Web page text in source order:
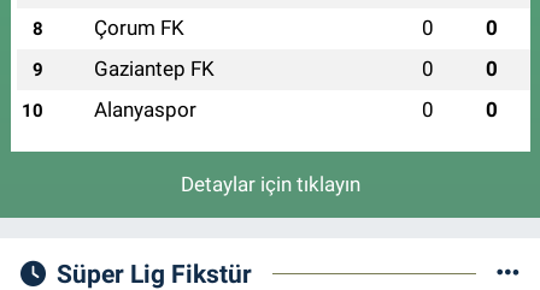
8 Çorum FK 0 0
9 Gaziantep FK 0 0
10 Alanyaspor 0 0
Detaylar için tıklayın
Süper Lig Fikstür